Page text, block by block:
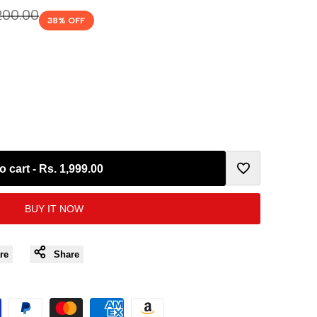
38% OFF
cart - Rs. 1,999.00
Add
BUY IT NOW
Share